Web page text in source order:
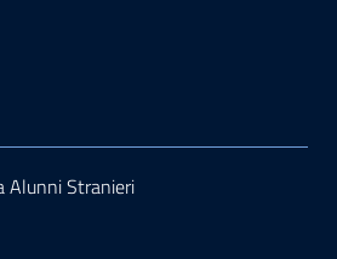
Alunni Stranieri